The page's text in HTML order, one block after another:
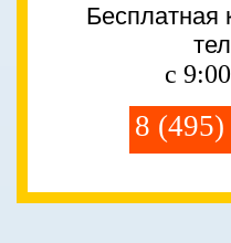
Бесплатная
с
8